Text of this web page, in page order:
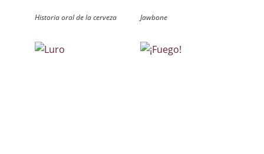
Historia oral de la cerveza Jawbone